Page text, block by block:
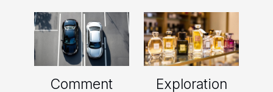
Comment
Exploration